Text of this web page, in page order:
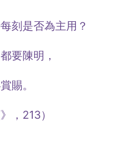
刻是否為主用？
要陳明，
賜。
，213）